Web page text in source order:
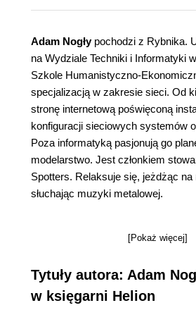
Adam Nogłypochodzi z Rybnika.
na Wydziale Techniki i Informatyki
Szkole Humanistyczno-
specjalizacją w zakresie sieci. Od
stronę internetową poświęconą
konfiguracji sieciowych systemów
Poza informatyką pasjonują go
modelarstwo. Jest członkiem
Spotters. Relaksuje się, jeżdżąc na
słuchając muzyki metalowej.
[Pokaż więcej]
Tytuły autora: Adam
w księgarni Helion